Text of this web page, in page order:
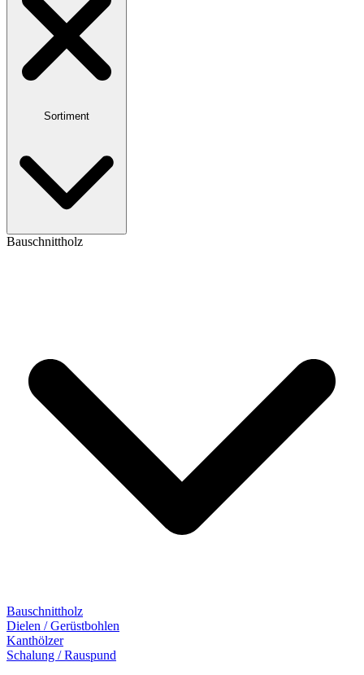
Sortiment
Bauschnittholz
Bauschnittholz
Dielen / Gerüstbohlen
Kanthölzer
Schalung / Rauspund